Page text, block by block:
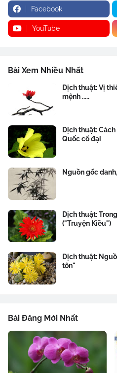
Facebook
YouTube
Bài Xem Nhiều Nhất
Dịch thuật: Vị
mệnh .....
Dịch thuật:
Quốc cổ đại
Nguồn gốc
Dịch thuật:
("Truyện Kiều")
Dịch thuật:
tôn"
Bài Đăng Mới Nhất